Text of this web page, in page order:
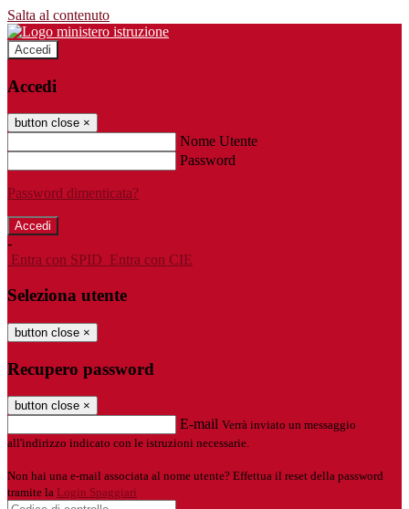
Salta al contenuto
Accedi
Accedi
button close ×
Nome Utente
Password
Password dimenticata?
-
Entra con SPID Entra con CIE
Seleziona utente
button close ×
Recupero password
button close ×
E-mail Verrà inviato un messaggio
all'indirizzo indicato con le istruzioni necessarie.
Non hai una e-mail associata al nome utente? Effettua il reset della password
tramite la Login Spaggiari